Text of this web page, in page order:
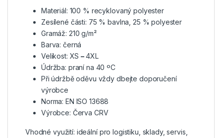
Materiál: 100 % recyklovaný polyester
Zesílené části: 75 % bavlna, 25 % polyester
Gramáž: 210 g/m²
Barva: černá
Velikost: XS–4XL
Údržba: praní na 40 ºC
Při údržbě oděvu vždy dbejte doporučení
výrobce
Norma: EN ISO 13688
Výrobce: Červa CRV
Vhodné využití: ideální pro logistiku, sklady, servis,